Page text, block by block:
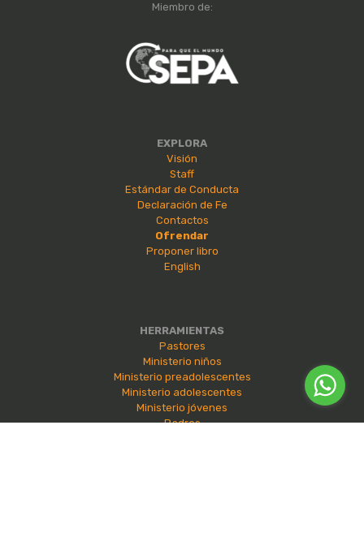
Miembro de:
EXPLORA
Visión
Staff
Estándar de Conducta
Declaración de Fe
Contactos
Ofrendar
Proponer libro
English
HERRAMIENTAS
Pastores
Ministerio niños
Ministerio preadolescentes
Ministerio adolescentes
Ministerio jóvenes
Padres